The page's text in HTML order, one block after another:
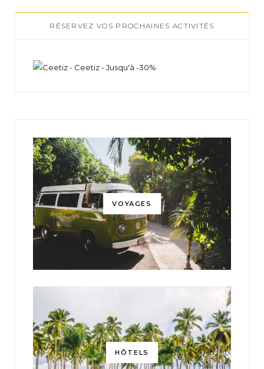
RÉSERVEZ VOS PROCHAINES ACTIVITÉS
VOYAGES
HÔTELS